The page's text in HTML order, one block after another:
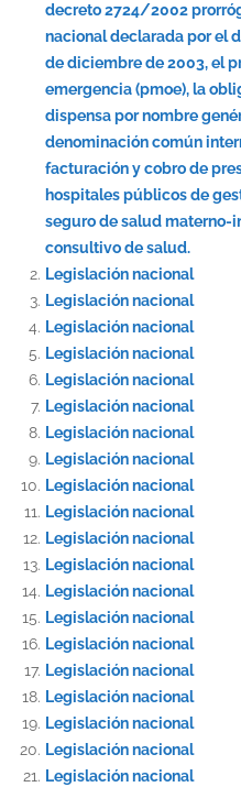
decreto 2724/2002
nacional declarada por el
de diciembre de 2003, el
emergencia (pmoe), la
dispensa por nombre
denominación común
facturación y cobro de
hospitales públicos de
seguro de salud materno-
consultivo de salud.
Legislación nacional
Legislación nacional
Legislación nacional
Legislación nacional
Legislación nacional
Legislación nacional
Legislación nacional
Legislación nacional
Legislación nacional
Legislación nacional
Legislación nacional
Legislación nacional
Legislación nacional
Legislación nacional
Legislación nacional
Legislación nacional
Legislación nacional
Legislación nacional
Legislación nacional
Legislación nacional